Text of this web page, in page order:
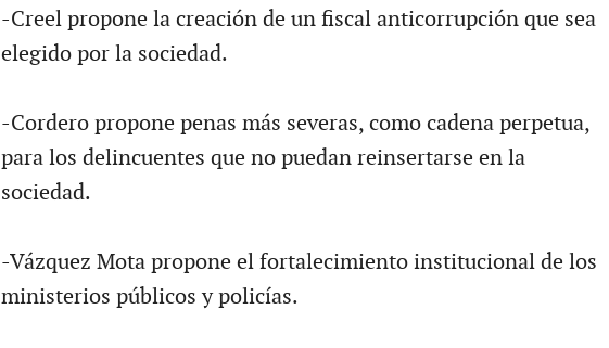
-Creel propone la creación de un fiscal anticorrupción que sea
elegido por la sociedad.
-Cordero propone penas más severas, como cadena perpetua,
para los delincuentes que no puedan reinsertarse en la
sociedad.
-Vázquez Mota propone el fortalecimiento institucional de los
ministerios públicos y policías.